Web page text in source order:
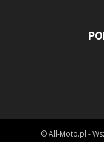
© All-Moto.pl -